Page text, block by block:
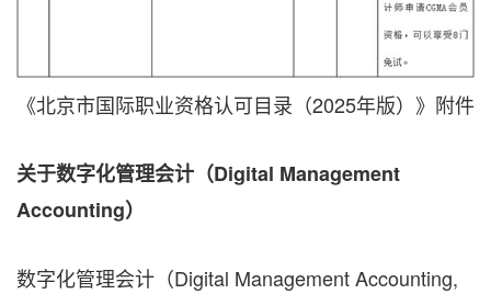
《北京市国际职业资格认可目录（2025年版）》附件
关于数字化管理会计（Digital Management
Accounting）
数字化管理会计（Digital Management Accounting,